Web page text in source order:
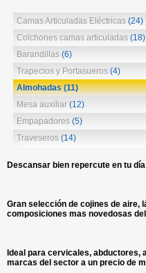
Camas Articuladas Eléctricas (24)
Colchones camas articuladas (18)
Barandillas (6)
Trapecios y Portasueros (4)
Almohadas(11)
Mesa auxiliar (12)
Empapadores (5)
Traveseros (14)
Descansar bien repercute en tu
Gran selección de cojines de aire,
composiciones mas novedosas
Ideal para cervicales, abductores,
marcas del sector a un precio de